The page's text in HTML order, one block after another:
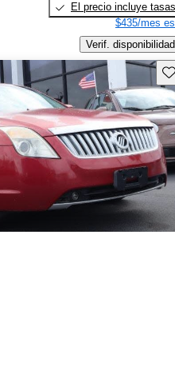
El precio incluye tasas
$435/mes
Verif. disponibilidad